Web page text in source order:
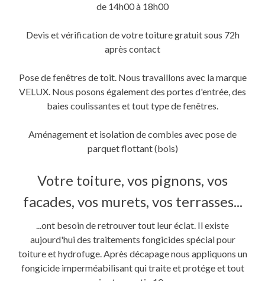
de 14h00 à 18h00
Devis et vérification de votre toiture gratuit sous 72h
après contact
Pose de fenêtres de toit. Nous travaillons avec la marque
VELUX. Nous posons également des portes d'entrée, des
baies coulissantes et tout type de fenêtres.
Aménagement et isolation de combles avec pose de
parquet flottant (bois)
Votre toiture, vos pignons, vos
facades, vos murets, vos terrasses...
...ont besoin de retrouver tout leur éclat. Il existe
aujourd'hui des traitements fongicides spécial pour
toiture et hydrofuge. Après décapage nous appliquons un
fongicide imperméabilisant qui traite et protége et tout